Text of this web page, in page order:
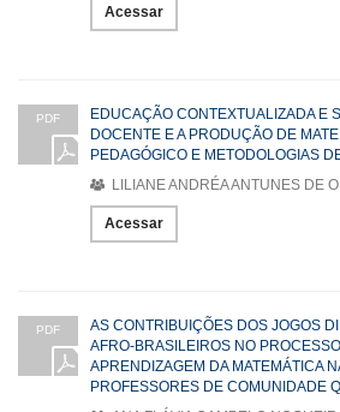
Acessar
PDF
EDUCAÇÃO CONTEXTUALIZADA E
DOCENTE E A PRODUÇÃO DE
PEDAGÓGICO E METODOLOGIAS
LILIANE ANDRÉA ANTUNES DE
Acessar
PDF
AS CONTRIBUIÇÕES DOS JOGOS
AFRO-BRASILEIROS NO
APRENDIZAGEM DA MATEMÁTICA
PROFESSORES DE COMUNIDADE